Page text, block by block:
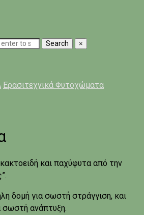
Search ×
Ερασιτεχνικά Φυτοχώματα
και παχύφυτα από την
δομή για σωστή στράγγιση, και
σωστή ανάπτυξη.